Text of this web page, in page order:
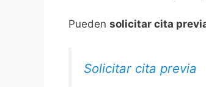
​Pueden solicitar cita
Solicitar cita previa